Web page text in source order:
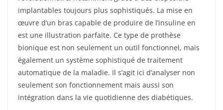
implantables toujours plus sophistiqués. La mise en
œuvre d’un bras capable de produire de l’insuline en
est une illustration parfaite. Ce type de prothèse
bionique est non seulement un outil fonctionnel, mais
également un système sophistiqué de traitement
automatique de la maladie. Il s’agit ici d’analyser non
seulement son fonctionnement mais aussi son
intégration dans la vie quotidienne des diabétiques.